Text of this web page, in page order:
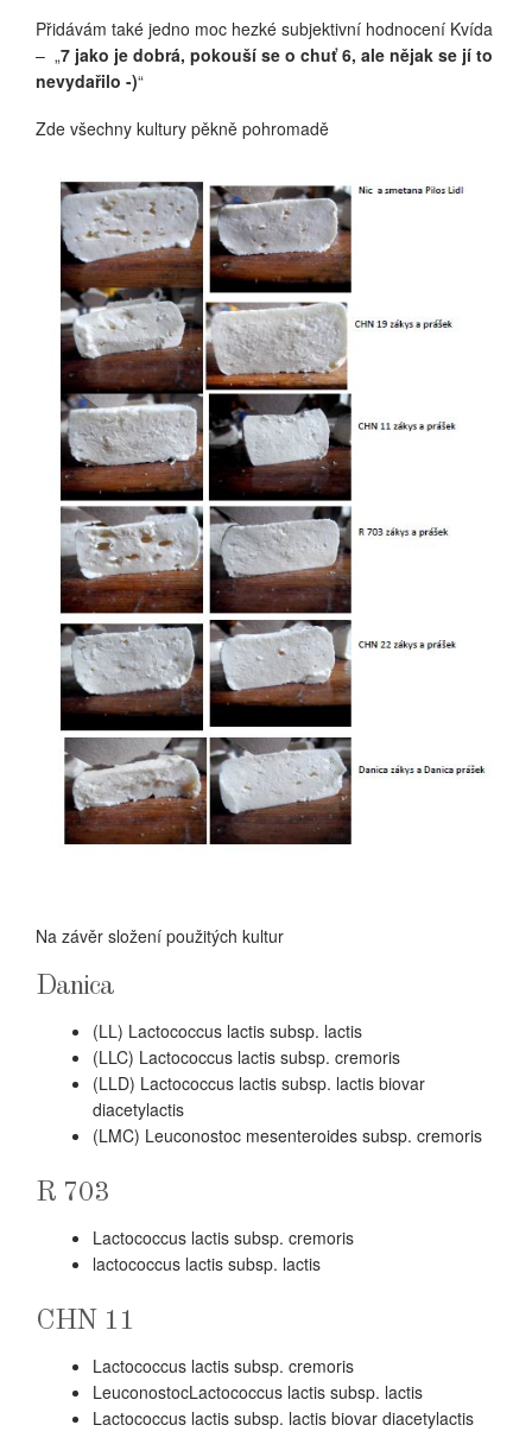
Přidávám také jedno moc hezké subjektivní hodnocení Kvída
– „7 jako je dobrá, pokouší se o chuť 6, ale nějak se jí to
nevydařilo -)“
Zde všechny kultury pěkně pohromadě
Na závěr složení použitých kultur
Danica
(LL) Lactococcus lactis subsp. lactis
(LLC) Lactococcus lactis subsp. cremoris
(LLD) Lactococcus lactis subsp. lactis biovar
diacetylactis
(LMC) Leuconostoc mesenteroides subsp. cremoris
R 703
Lactococcus lactis subsp. cremoris
lactococcus lactis subsp. lactis
CHN 11
Lactococcus lactis subsp. cremoris
LeuconostocLactococcus lactis subsp. lactis
Lactococcus lactis subsp. lactis biovar diacetylactis